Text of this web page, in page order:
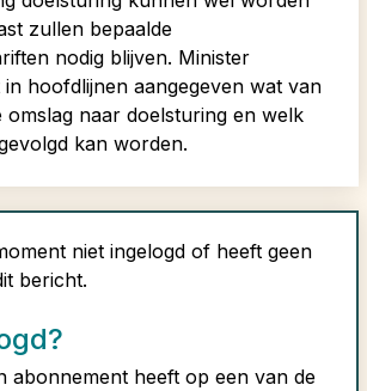
zullen bepaalde
nodig blijven. Minister
hoofdlijnen aangegeven wat van
omslag naar doelsturing en welk
kan worden.
niet ingelogd of heeft geen
bericht.
abonnement heeft op een van de